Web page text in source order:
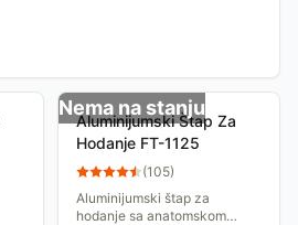
Nema na stanju
Aluminijumski Štap Za
Hodanje FT-1125
(105)
Aluminijumski štap za
hodanje sa anatomskom